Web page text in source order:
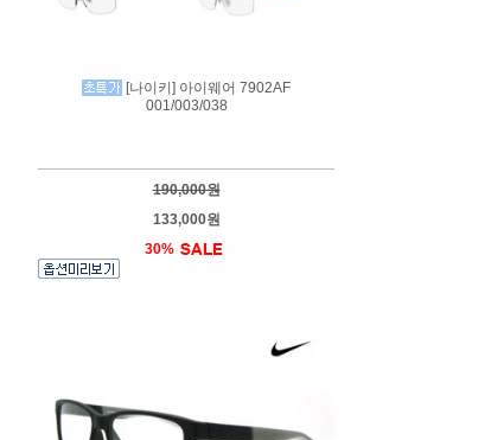
[나이키] 아이웨어 7902AF
001/003/038
190,000원
133,000원
30%